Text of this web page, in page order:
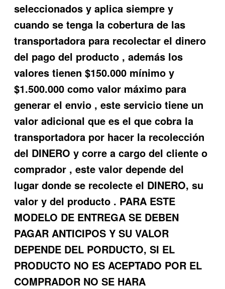
seleccionados y aplica siempre y
cuando se tenga la cobertura de las
transportadora para recolectar el dinero
del pago del producto , además los
valores tienen $150.000 mínimo y
$1.500.000 como valor máximo para
generar el envio , este servicio tiene un
valor adicional que es el que cobra la
transportadora por hacer la recolección
del DINERO y corre a cargo del cliente o
comprador , este valor depende del
lugar donde se recolecte el DINERO, su
valor y del producto . PARA ESTE
MODELO DE ENTREGA SE DEBEN
PAGAR ANTICIPOS Y SU VALOR
DEPENDE DEL PORDUCTO, SI EL
PRODUCTO NO ES ACEPTADO POR EL
COMPRADOR NO SE HARA